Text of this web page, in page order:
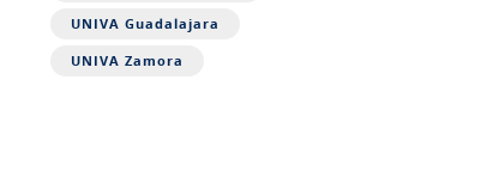
UNIVA Guadalajara
UNIVA Zamora